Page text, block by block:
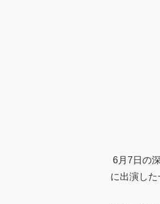
6月7日の
に出演した